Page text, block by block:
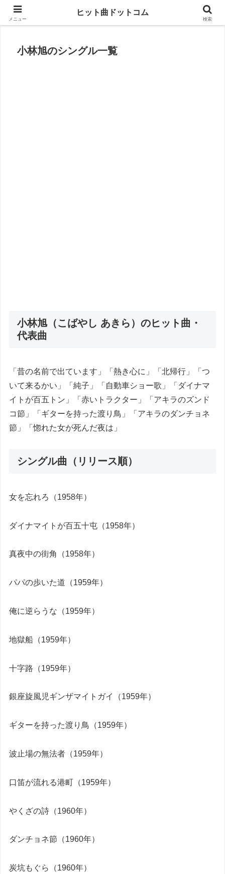
思い出の曲がすぐに見つかる
小林旭のシングル一覧
小林旭（こばやし あきら）のヒット曲・
代表曲
「昔の名前で出ています」「熱き心に」「北帰行」「つ
いて来るかい」「純子」「自動車ショー歌」「ダイナマ
イトが百五トン」「赤いトラクター」「アキラのズンド
コ節」「ギターを持った渡り鳥」「アキラのダンチョネ
節」「惚れた女が死んだ夜は」
シングル曲（リリース順）
女を忘れろ（1958年）
ダイナマイトが百五十屯（1958年）
真夜中の街角（1958年）
パパの歩いた道（1959年）
俺に逆らうな（1959年）
地獄船（1959年）
十字路（1959年）
銀座旋風児ギンザマイトガイ（1959年）
ギターを持った渡り鳥（1959年）
波止場の無法者（1959年）
口笛が流れる港町（1959年）
やくざの詩（1960年）
ダンチョネ節（1960年）
炭坑もぐら（1960年）
メニュー
ヒット曲ドットコム
検索